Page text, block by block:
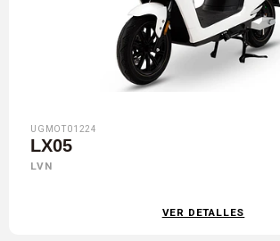
UGMOT01224
LX05
LVN
VER DETALLES